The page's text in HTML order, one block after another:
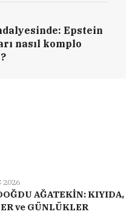
Epstein
nasıl komplo
2026
AĞATEKİN: KIYIDA,
ve GÜNLÜKLER